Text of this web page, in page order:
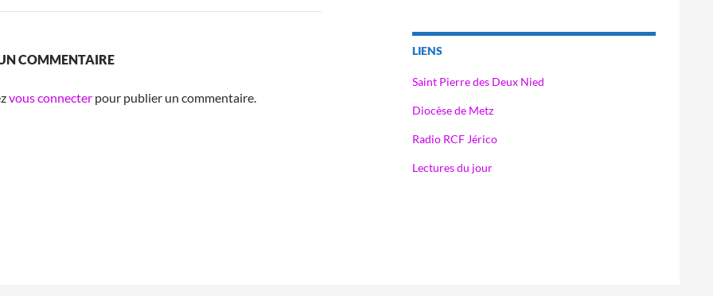
COMMENTAIRE
vous connecter pour publier un commentaire.
LIENS
Saint Pierre des Deux Nied
Diocèse de Metz
Radio RCF Jérico
Lectures du jour